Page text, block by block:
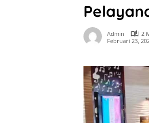
Admin
2
Februari 23,